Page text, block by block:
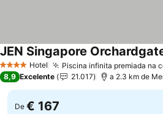
4 EstrelasHotel Piscina infinita premiada na
Ver preços
8,9 Excelente 21.017 a 2.3 km de
De € 167